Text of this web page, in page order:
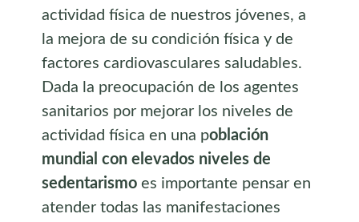
actividad física de nuestros jóvenes, a
la mejora de su condición física y de
factores cardiovasculares saludables.
Dada la preocupación de los agentes
sanitarios por mejorar los niveles de
actividad física en una población
mundial con elevados niveles de
sedentarismoes importante pensar en
atender todas las manifestaciones